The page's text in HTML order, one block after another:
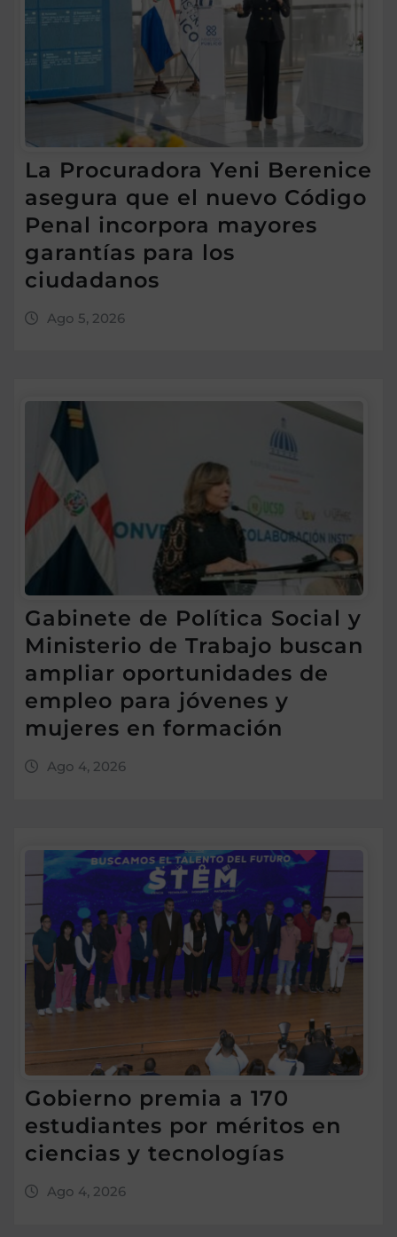
La Procuradora Yeni Berenice
asegura que el nuevo Código
Penal incorpora mayores
garantías para los
ciudadanos
Ago 5, 2026
Gabinete de Política Social y
Ministerio de Trabajo buscan
ampliar oportunidades de
empleo para jóvenes y
mujeres en formación
Ago 4, 2026
Gobierno premia a 170
estudiantes por méritos en
ciencias y tecnologías
Ago 4, 2026